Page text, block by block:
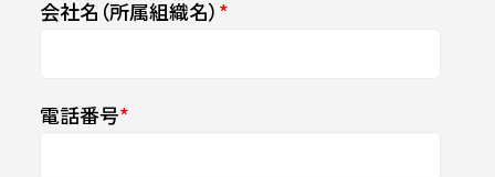
会社名（所属組織名）*
電話番号*